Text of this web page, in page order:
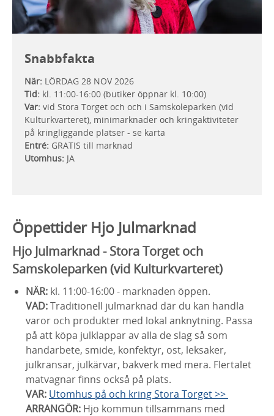
Snabbfakta
När: LÖRDAG 28 NOV 2026
Tid: kl. 11:00-16:00 (butiker öppnar kl. 10:00)
Var: vid Stora Torget och och i Samskoleparken (vid
Kulturkvarteret), minimarknader och kringaktiviteter
på kringliggande platser - se karta
Entré: GRATIS till marknad
Utomhus: JA
Öppettider Hjo Julmarknad
Hjo Julmarknad - Stora Torget och
Samskoleparken (vid Kulturkvarteret)
NÄR: kl. 11:00-16:00 - marknaden öppen.
VAD:Traditionell julmarknad där du kan handla
varor och produkter med lokal anknytning. Passa
på att köpa julklappar av alla de slag så som
handarbete, smide, konfektyr, ost, leksaker,
julkransar, julkärvar, bakverk med mera. Flertalet
matvagnar finns också på plats.
VAR: Utomhus på och kring Stora Torget >>
ARRANGÖR: Hjo kommun tillsammans med